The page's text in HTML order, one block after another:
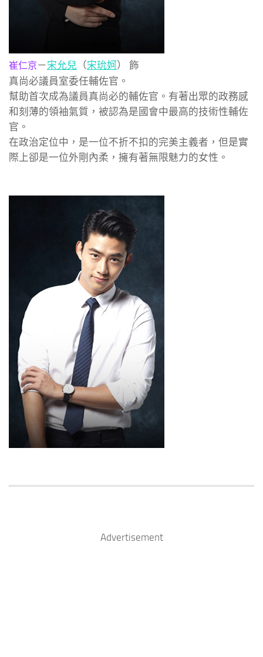
崔仁京－宋允兒 （宋玧妸） 飾
真尚必議員室委任輔佐官。
幫助首次成為議員真尚必的輔佐官。有著出眾的政務感
和刻薄的領袖氣質，被認為是國會中最高的技術性輔佐
官。
在政治定位中，是一位不折不扣的完美主義者，但是實
際上卻是一位外剛內柔，擁有著無限魅力的女性。
Advertisement